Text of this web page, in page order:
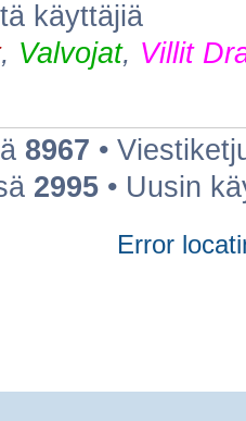
käyttäjiä
, Valvojat, Villit
8967 •
2995 • Uusin
Error